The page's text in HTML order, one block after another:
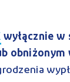
wyłącznie w
obniżonym